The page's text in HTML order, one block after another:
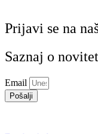
Prijavi se na
Saznaj o
Email
Pošalji